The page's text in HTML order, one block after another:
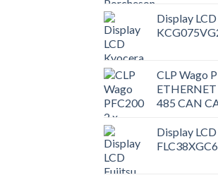
Display
CLP Wago
ETHERNET
485 CAN
Display